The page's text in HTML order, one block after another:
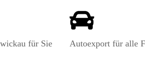
für Sie
Autoexport für alle